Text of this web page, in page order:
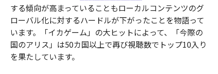
する傾向が高まっていることもローカルコンテンツのグ
ローバル化に対するハードルが下がったことを物語って
います。「イカゲーム」の大ヒットによって、「今際の
国のアリス」は50カ国以上で再び視聴数でトップ10入り
を果たしています。